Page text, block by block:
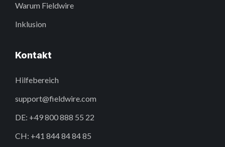
Warum Fieldwire
Inklusion
Kontakt
Hilfebereich
support@fieldwire.com
DE: +49 800 888 55 22
CH: +41 844 84 84 85